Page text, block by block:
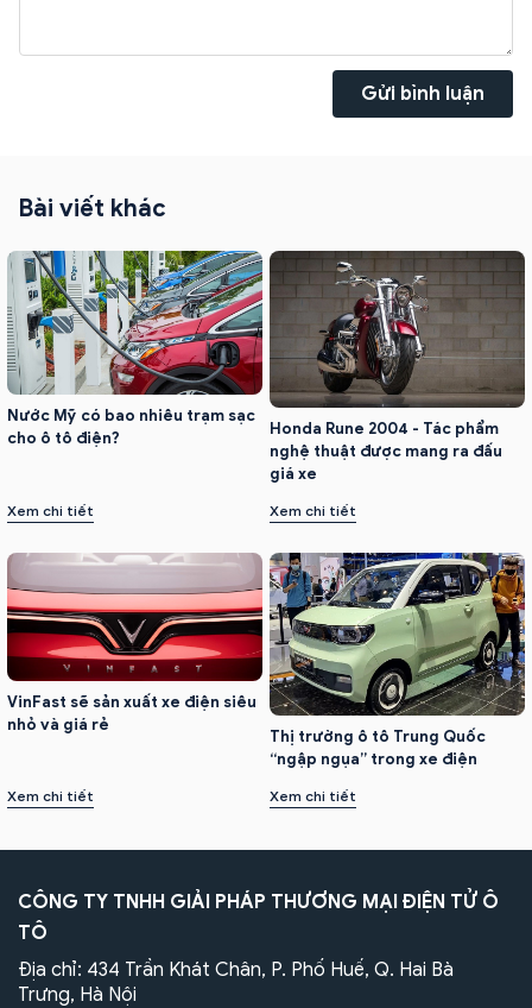
Gửi bình luận
Bài viết khác
Nước Mỹ có bao nhiêu trạm sạc
cho ô tô điện?
Xem chi tiết
Honda Rune 2004 - Tác phẩm
nghệ thuật được mang ra đấu
giá xe
Xem chi tiết
VinFast sẽ sản xuất xe điện siêu
nhỏ và giá rẻ
Xem chi tiết
Thị trường ô tô Trung Quốc
“ngập ngụa” trong xe điện
Xem chi tiết
CÔNG TY TNHH GIẢI PHÁP THƯƠNG MẠI ĐIỆN TỬ Ô
TÔ
Địa chỉ: 434 Trần Khát Chân, P. Phố Huế, Q. Hai Bà
Trưng, Hà Nội